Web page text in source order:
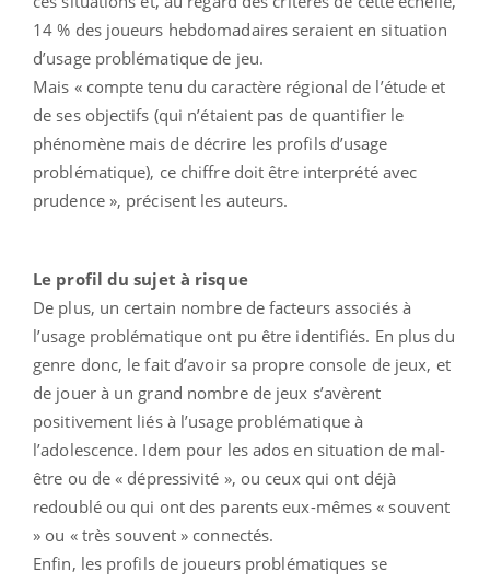
14 % des joueurs hebdomadaires seraient en situation
d’usage problématique de jeu.
Mais « compte tenu du caractère régional de l’étude et
de ses objectifs (qui n’étaient pas de quantifier le
phénomène mais de décrire les profils d’usage
problématique), ce chiffre doit être interprété avec
prudence », précisent les auteurs.
Le profil du sujet à risque
De plus, un certain nombre de facteurs associés à
l’usage problématique ont pu être identifiés. En plus du
genre donc, le fait d’avoir sa propre console de jeux, et
de jouer à un grand nombre de jeux s’avèrent
positivement liés à l’usage problématique à
l’adolescence. Idem pour les ados en situation de mal-
être ou de « dépressivité », ou ceux qui ont déjà
redoublé ou qui ont des parents eux-mêmes « souvent
» ou « très souvent » connectés.
Enfin, les profils de joueurs problématiques se